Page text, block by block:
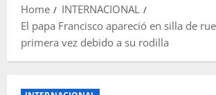
Home
INTERNACIONAL
El papa Francisco apareció en silla de
primera vez debido a su rodilla